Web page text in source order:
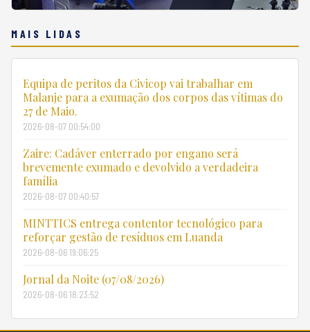
MAIS LIDAS
Equipa de peritos da Civicop vai trabalhar em
Malanje para a exumação dos corpos das vítimas do
27 de Maio.
2026-08-07 00:54:00
Zaire: Cadáver enterrado por engano será
brevemente exumado e devolvido a verdadeira
família
2026-08-07 00:40:57
MINTTICS entrega contentor tecnológico para
reforçar gestão de resíduos em Luanda
2026-08-06 19:06:25
Jornal da Noite (07/08/2026)
2026-08-06 18:23:52